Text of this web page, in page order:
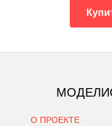
О ПРОЕКТЕ